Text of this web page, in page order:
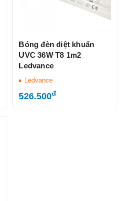
Bóng đèn diệt khuẩn
UVC 36W T8 1m2
Ledvance
Ledvance
526.500đ